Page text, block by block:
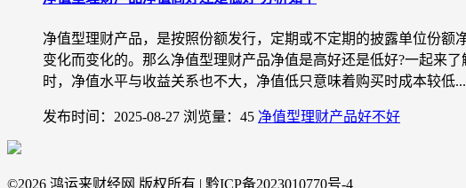
净值型理财产品，是按照份额发行，定期或不定期的披露单位份
变化而变化的。那么净值型理财产品净值是高好还是低好?一起来
时，净值水平与收益关系也不大，净值低只意味着购买时成本较低...
发布时间：2025-08-27 浏览量：45 净值型理财产品好不好
©2026 鸿运来财经网 版权所有 | 黔ICP备2023010770号-4